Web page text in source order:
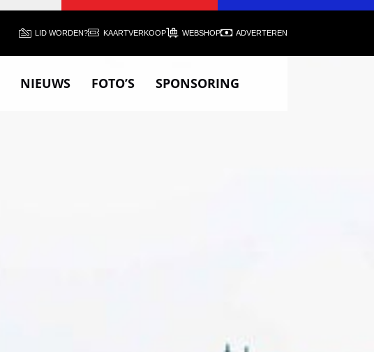
LID WORDEN? KAARTVERKOOP WEBSHOP ADVERTEREN
NIEUWS FOTO’S SPONSORING